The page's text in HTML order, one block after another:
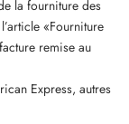
la fourniture des
«Fourniture
remise au
Express, autres